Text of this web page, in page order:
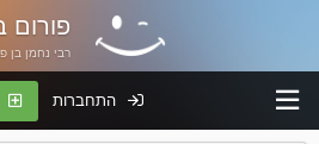
פורום
רבי נחמן בן
התחברות